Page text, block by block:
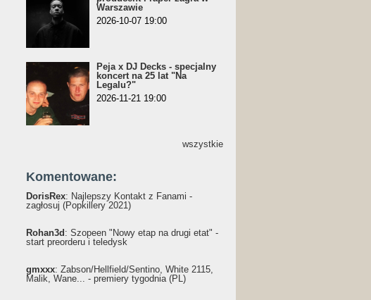
Warszawie
2026-10-07 19:00
Peja x DJ Decks - specjalny
koncert na 25 lat "Na
Legalu?"
2026-11-21 19:00
wszystkie
Komentowane:
DorisRex: Najlepszy Kontakt z Fanami -
zagłosuj (Popkillery 2021)
Rohan3d : Szopeen "Nowy etap na drugi etat" -
start preorderu i teledysk
gmxxx: Żabson/Hellfield/Sentino, White 2115,
Malik, Wane... - premiery tygodnia (PL)